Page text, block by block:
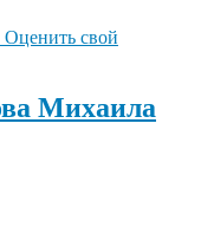
Оценить свой
Михаила